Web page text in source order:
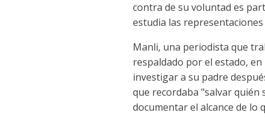
contra de su voluntad es
estudia las
Manli, una periodista que
respaldado por el estado,
investigar a su padre
que recordaba "salvar quién
documentar el alcance de lo